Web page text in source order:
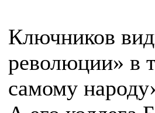
Ключников
революции» в
самому